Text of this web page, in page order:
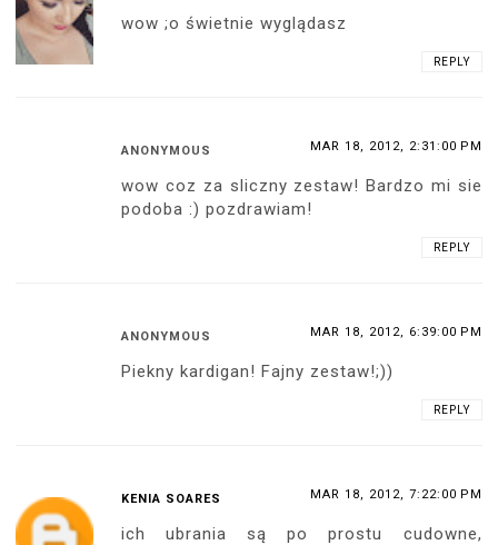
wow ;o świetnie wyglądasz
REPLY
ANONYMOUS MAR 18, 2012, 2:31:00 PM
wow coz za sliczny zestaw! Bardzo mi sie
podoba :) pozdrawiam!
REPLY
ANONYMOUS MAR 18, 2012, 6:39:00 PM
Piekny kardigan! Fajny zestaw!;))
REPLY
KENIA SOARES MAR 18, 2012, 7:22:00 PM
ich ubrania są po prostu cudowne,